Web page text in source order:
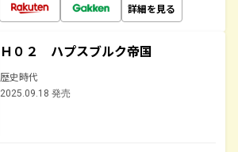
詳細を見る
Ｈ０２ ハプスブルク帝国
歴史時代
2025.09.18 発売